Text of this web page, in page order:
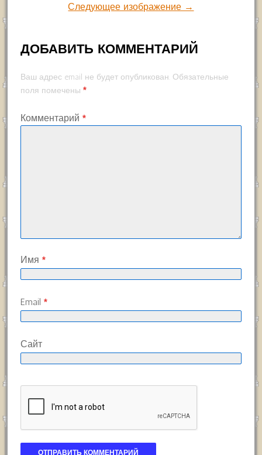
Следующее изображение →
ДОБАВИТЬ КОММЕНТАРИЙ
Ваш адрес email не будет опубликован. Обязательные
поля помечены *
Комментарий *
Имя *
Email *
Сайт